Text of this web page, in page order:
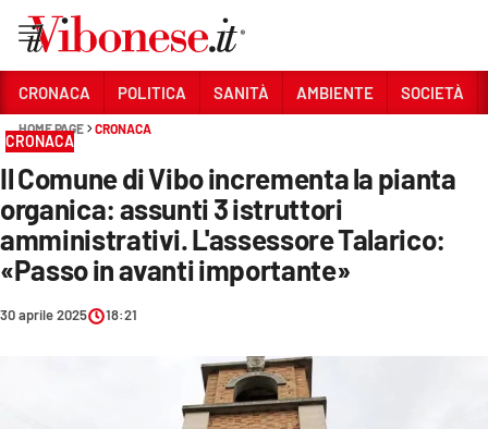
Sezioni
CRONACA
POLITICA
SANITÀ
AMBIENTE
CRONACA POLITICA SANITÀ AMBIENTE SOCIETÀ
HOME PAGE CRONACA
CRONACA
Il Comune di Vibo incrementa la pianta
organica: assunti 3 istruttori
amministrativi. L'assessore Talarico:
«Passo in avanti importante»
30 aprile 2025 18:21